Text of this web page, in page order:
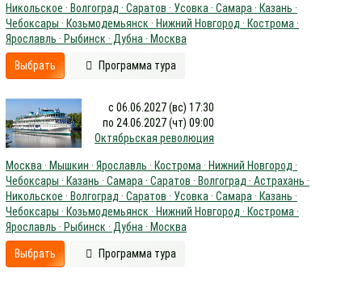
Никольское · Волгоград · Саратов · Усовка · Самара · Казань ·
Чебоксары · Козьмодемьянск · Нижний Новгород · Кострома ·
Ярославль · Рыбинск · Дубна · Москва
Выбрать Программа тура
с 06.06.2027 (вс) 17:30
по 24.06.2027 (чт) 09:00
Октябрьская революция
Москва · Мышкин · Ярославль · Кострома · Нижний Новгород ·
Чебоксары · Казань · Самара · Саратов · Волгоград · Астрахань ·
Никольское · Волгоград · Саратов · Усовка · Самара · Казань ·
Чебоксары · Козьмодемьянск · Нижний Новгород · Кострома ·
Ярославль · Рыбинск · Дубна · Москва
Выбрать Программа тура